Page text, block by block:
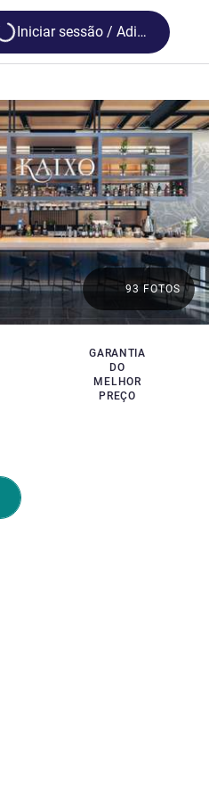
Loading...
Iniciar sessão / Adira
GARANTIA
DO
MELHOR
PREÇO
93 FOTOS